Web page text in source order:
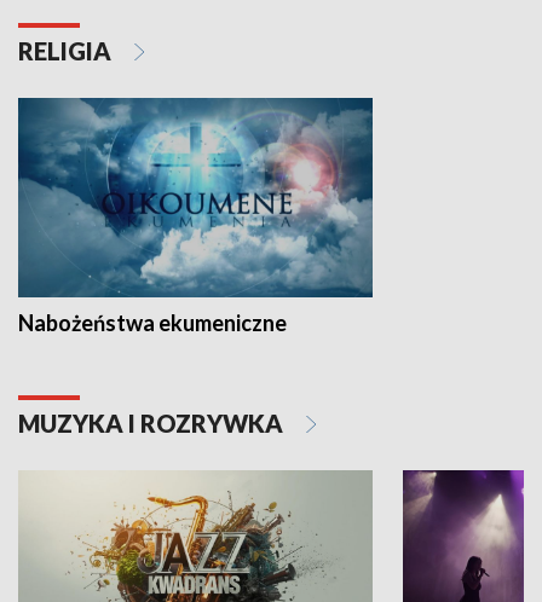
RELIGIA
Nabożeństwa ekumeniczne
MUZYKA I ROZRYWKA